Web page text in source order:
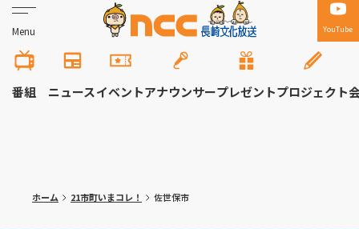
Menu YouTube
番組 ニュースイベントアナウンサープレゼントプロジェクト
ホーム 21市町いまコレ！ 佐世保市